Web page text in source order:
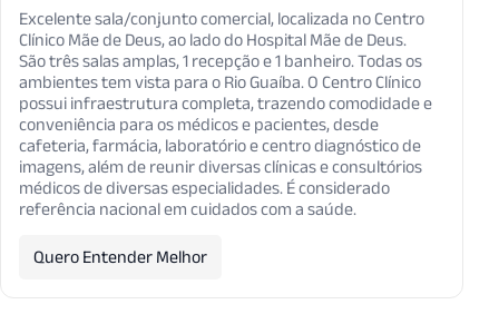
Excelente sala/conjunto comercial, localizada no Centro
Clínico Mãe de Deus, ao lado do Hospital Mãe de Deus.
São três salas amplas, 1 recepção e 1 banheiro. Todas os
ambientes tem vista para o Rio Guaíba. O Centro Clínico
possui infraestrutura completa, trazendo comodidade e
conveniência para os médicos e pacientes, desde
cafeteria, farmácia, laboratório e centro diagnóstico de
imagens, além de reunir diversas clínicas e consultórios
médicos de diversas especialidades. É considerado
referência nacional em cuidados com a saúde.
Quero Entender Melhor